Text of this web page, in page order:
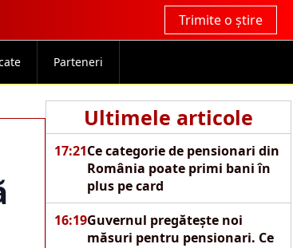
Trimite o știre
Parteneri
Ultimele articole
17:21Ce categorie de pensionari din
România poate primi bani în
plus pe card
16:19Guvernul pregătește noi
măsuri pentru pensionari. Ce